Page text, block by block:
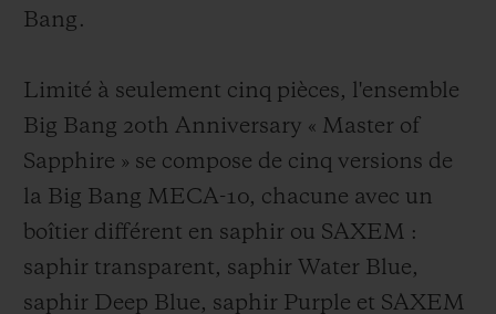
Bang.
Limité à seulement cinq pièces, l'ensemble
Big Bang 20th Anniversary « Master of
Sapphire » se compose de cinq versions de
la Big Bang MECA-10, chacune avec un
boîtier différent en saphir ou SAXEM :
saphir transparent, saphir Water Blue,
saphir Deep Blue, saphir Purple et SAXEM